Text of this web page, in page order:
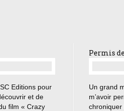
Editions pour
et de
film « Crazy
Permis
Un grand
m’avoir
chroniquer